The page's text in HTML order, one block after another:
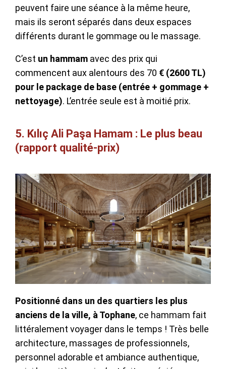
peuvent faire une séance à la même heure,
mais ils seront séparés dans deux espaces
différents durant le gommage ou le massage.
C’est un hammam avec des prix qui
commencent aux alentours des 70 € (2600 TL)
pour le package de base (entrée + gommage +
nettoyage). L’entrée seule est à moitié prix.
5. Kılıç Ali Paşa Hamam : Le plus beau
(rapport qualité-prix)
Positionné dans un des quartiers les plus
anciens de la ville, à Tophane, ce hammam fait
littéralement voyager dans le temps ! Très belle
architecture, massages de professionnels,
personnel adorable et ambiance authentique,